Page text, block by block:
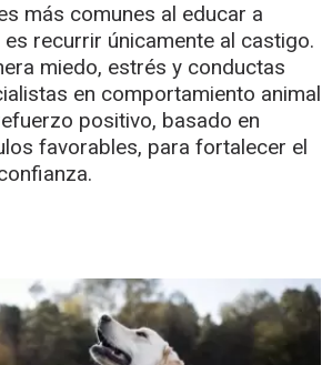
más comunes al educar a
recurrir únicamente al castigo.
miedo, estrés y conductas
en comportamiento animal
positivo, basado en
favorables, para fortalecer el